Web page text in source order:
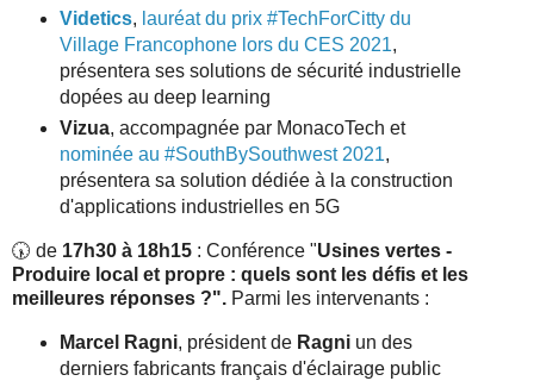
Videtics, lauréat du prix #TechForCitty du
Village Francophone lors du CES 2021,
présentera ses solutions de sécurité industrielle
dopées au deep learning
Vizua, accompagnée par MonacoTech et
nominée au #SouthBySouthwest 2021,
présentera sa solution dédiée à la construction
d'applications industrielles en 5G
🕠 de 17h30 à 18h15 : Conférence "Usines vertes -
Produire local et propre : quels sont les défis et les
meilleures réponses ?". Parmi les intervenants :
Marcel Ragni, président de Ragniun des
derniers fabricants français d'éclairage public